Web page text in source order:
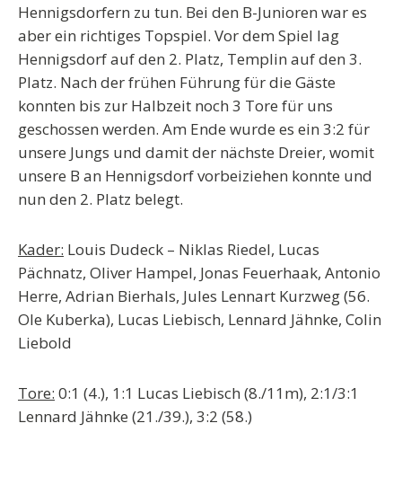
Hennigsdorfern zu tun. Bei den B-Junioren war es
aber ein richtiges Topspiel. Vor dem Spiel lag
Hennigsdorf auf den 2. Platz, Templin auf den 3.
Platz. Nach der frühen Führung für die Gäste
konnten bis zur Halbzeit noch 3 Tore für uns
geschossen werden. Am Ende wurde es ein 3:2 für
unsere Jungs und damit der nächste Dreier, womit
unsere B an Hennigsdorf vorbeiziehen konnte und
nun den 2. Platz belegt.
Kader: Louis Dudeck – Niklas Riedel, Lucas
Pächnatz, Oliver Hampel, Jonas Feuerhaak, Antonio
Herre, Adrian Bierhals, Jules Lennart Kurzweg (56.
Ole Kuberka), Lucas Liebisch, Lennard Jähnke, Colin
Liebold
Tore: 0:1 (4.), 1:1 Lucas Liebisch (8./11m), 2:1/3:1
Lennard Jähnke (21./39.), 3:2 (58.)